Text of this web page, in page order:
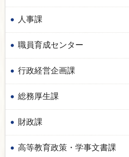
人事課
職員育成センター
行政経営企画課
総務厚生課
財政課
高等教育政策・学事文書課